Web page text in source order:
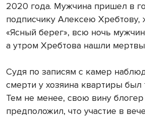
2020 года. Мужчина пришел в
подписчику Алексею
«Ясный берег», всю ночь
а утром Хребтова нашли
Судя по записям с камер
смерти у хозяина квартиры был
Тем не менее, свою вину
предположил, что участие в